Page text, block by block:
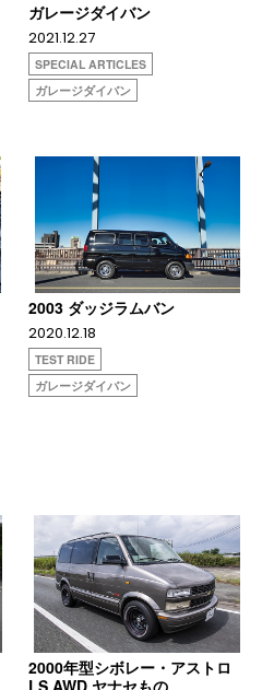
ガレージダイバン
2021.12.27
SPECIAL ARTICLES
ガレージダイバン
2003 ダッジラムバン
2020.12.18
TEST RIDE
ガレージダイバン
2000年型シボレー・アストロ
LS AWD ヤナセもの